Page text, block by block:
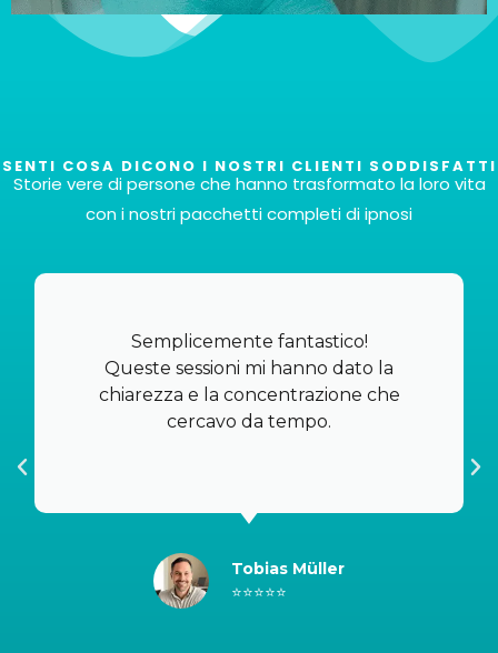
Totale di 6 file
37€.
ACQUISTA ORA
SENTI COSA DICONO I NOSTRI CLIENTI SODDISFATTI
Storie vere di persone che hanno trasformato la loro vita
con i nostri pacchetti completi di ipnosi
Semplicemente fantastico!
Queste sessioni mi hanno dato la
chiarezza e la concentrazione che
cercavo da tempo.
Tobias Müller
⭐⭐⭐⭐⭐